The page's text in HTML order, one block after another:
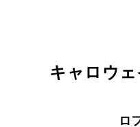
キャロウ
ロ